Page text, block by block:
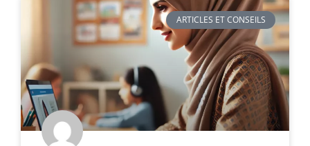
ARTICLES ET CONSEILS